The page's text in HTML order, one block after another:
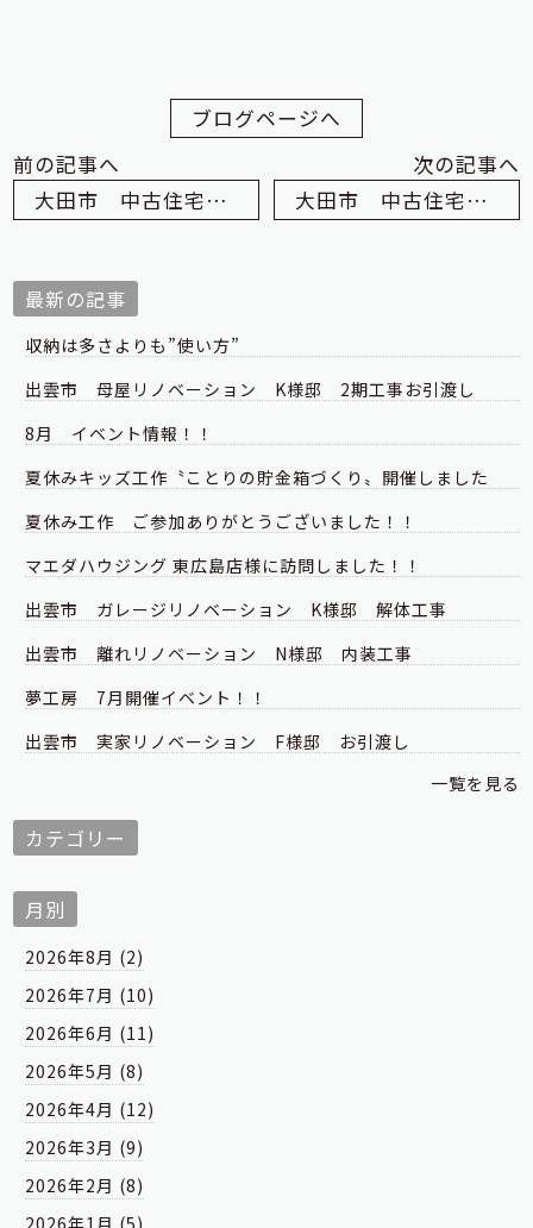
ブログページへ
前の記事へ
大田市 中古住宅 フルリノベーション M様邸 内装工事③
次の記事へ
大田市 中古住宅 フルリノベーション M様邸 システムキッチン等設置
最新の記事
収納は多さよりも”使い方”
出雲市 母屋リノベーション K様邸 2期工事お引渡し
8月 イベント情報！！
夏休みキッズ工作〝ことりの貯金箱づくり〟開催しました
夏休み工作 ご参加ありがとうございました！！
マエダハウジング 東広島店様に訪問しました！！
出雲市 ガレージリノベーション K様邸 解体工事
出雲市 離れリノベーション N様邸 内装工事
夢工房 7月開催イベント！！
出雲市 実家リノベーション F様邸 お引渡し
一覧を見る
カテゴリー
月別
2026年8月 (2)
2026年7月 (10)
2026年6月 (11)
2026年5月 (8)
2026年4月 (12)
2026年3月 (9)
2026年2月 (8)